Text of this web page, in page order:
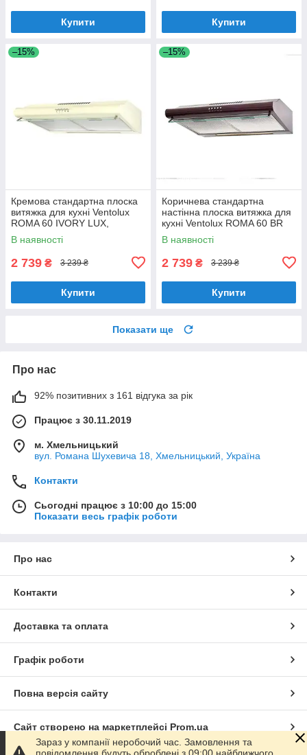
Купити Купити
–15%
Кремова стандартна плоска
витяжка для кухні Ventolux
ROMA 60 IVORY LUX,
шириною 60 см, під навісну
шафу
В наявності
2 739 ₴ 3 239 ₴
Купити
–15%
Коричнева стандартна
настінна плоска витяжка для
кухні Ventolux ROMA 60 BR
LUX, шириною 60 см
В наявності
2 739 ₴ 3 239 ₴
Купити
Показати ще
Про нас
92% позитивних з 161 відгука за рік
Працює з 30.11.2019
м. Хмельницький
вул. Романа Шухевича 18, Хмельницький, Україна
Контакти
Сьогодні працює з 10:00 до 15:00
Показати весь графік роботи
Про нас
Контакти
Доставка та оплата
Графік роботи
Повна версія сайту
Сайт створено на маркетплейсі Prom.ua
Зараз у компанії неробочий час. Замовлення та